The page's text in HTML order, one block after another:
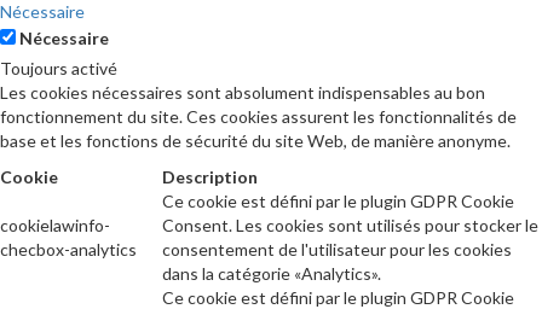
Nécessaire
Nécessaire
Toujours activé
Les cookies nécessaires sont absolument indispensables au bon
fonctionnement du site. Ces cookies assurent les fonctionnalités de
base et les fonctions de sécurité du site Web, de manière anonyme.
Cookie
Description
cookielawinfo-
checbox-analytics
Ce cookie est défini par le plugin GDPR Cookie
Consent. Les cookies sont utilisés pour stocker le
consentement de l'utilisateur pour les cookies
dans la catégorie «Analytics».
Ce cookie est défini par le plugin GDPR Cookie